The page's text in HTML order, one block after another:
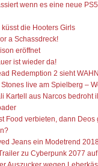
wenn es eine neue
küsst die Hooters Girls
a Schassdreck!
eröffnet
ist wieder da!
Redemption 2 sieht
live am Spielberg –
Kartell aus Narcos bedroht
Food verbieten, dann Deos
Jeans ein Modetrend
zu Cyberpunk 2077